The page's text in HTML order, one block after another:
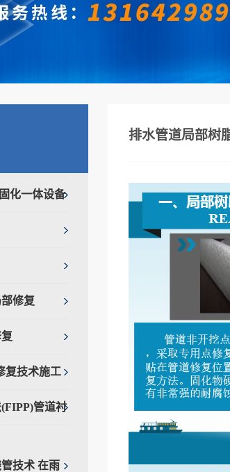
化⼀体设备
修复
复技术施工
管道衬
技术 在雨
排水管道局部树